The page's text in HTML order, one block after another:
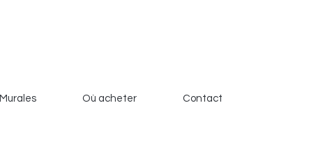
Murales Où acheter Contact